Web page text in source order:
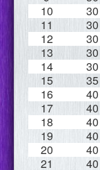
10
30
11
30
12
30
13
30
14
30
15
35
16
40
17
40
18
40
19
40
20
40
21
40